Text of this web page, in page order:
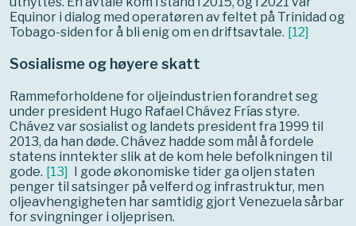
Equinor i dialog med operatøren av feltet på Trinidad og
Tobago-siden for å bli enig om en driftsavtale. [12]
Sosialisme og høyere skatt
Rammeforholdene for oljeindustrien forandret seg
under president Hugo Rafael Chávez Frías styre.
Chávez var sosialist og landets president fra 1999 til
2013, da han døde. Chávez hadde som mål å fordele
statens inntekter slik at de kom hele befolkningen til
gode. [13]
I gode økonomiske tider ga oljen staten
penger til satsinger på velferd og infrastruktur, men
oljeavhengigheten har samtidig gjort Venezuela sårbar
for svingninger i oljeprisen.